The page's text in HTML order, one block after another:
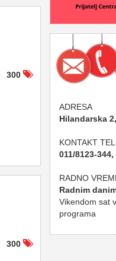
300
300
ADRESA
Hilandarska
KONTAKT
011/8123-
RADNO
Radnim
Vikendom sat
programa